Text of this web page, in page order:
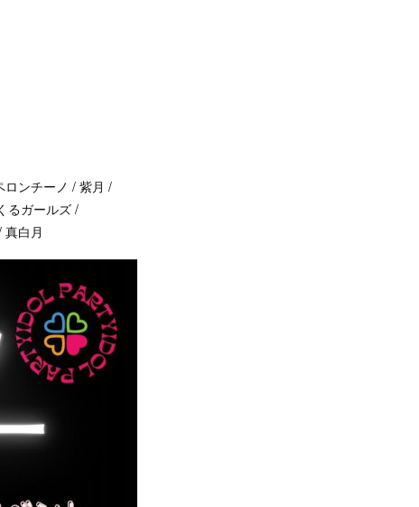
ロンチーノ / 紫月 /
るガールズ /
白月